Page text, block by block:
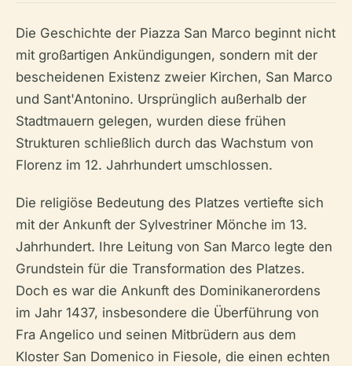
Die Geschichte der Piazza San Marco beginnt nicht
mit großartigen Ankündigungen, sondern mit der
bescheidenen Existenz zweier Kirchen, San Marco
und Sant'Antonino. Ursprünglich außerhalb der
Stadtmauern gelegen, wurden diese frühen
Strukturen schließlich durch das Wachstum von
Florenz im 12. Jahrhundert umschlossen.
Die religiöse Bedeutung des Platzes vertiefte sich
mit der Ankunft der Sylvestriner Mönche im 13.
Jahrhundert. Ihre Leitung von San Marco legte den
Grundstein für die Transformation des Platzes.
Doch es war die Ankunft des Dominikanerordens
im Jahr 1437, insbesondere die Überführung von
Fra Angelico und seinen Mitbrüdern aus dem
Kloster San Domenico in Fiesole, die einen echten